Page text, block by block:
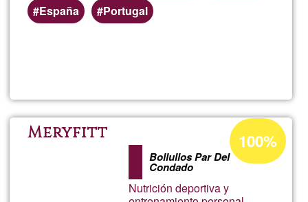
España
Portugal
Chao
da
Laja
Meryfitt
Bollullos Par Del
Condado
Nutrición deportiva y
Acceptance
percentage
100%